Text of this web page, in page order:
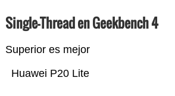
Single-Thread en Geekbench 4
Superior es mejor
Huawei P20 Lite